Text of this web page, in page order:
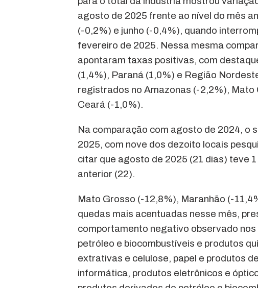
agosto de 2025 frente ao nível do mês
(-0,2%) e junho (-0,4%), quando
fevereiro de 2025. Nessa mesma
apontaram taxas positivas, com
(1,4%), Paraná (1,0%) e Região
registrados no Amazonas (-2,2%),
Ceará (-1,0%).
Na comparação com agosto de 2024, o
2025, com nove dos dezoito locais
citar que agosto de 2025 (21 dias) teve
anterior (22).
Mato Grosso (-12,8%), Maranhão (-
quedas mais acentuadas nesse mês,
comportamento negativo observado
petróleo e biocombustíveis e produtos
extrativas e celulose, papel e produtos
informática, produtos eletrônicos e